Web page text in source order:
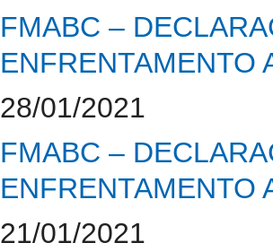
FMABC –
ENFRENTAMENTO
28/01/2021
FMABC –
ENFRENTAMENTO
21/01/2021